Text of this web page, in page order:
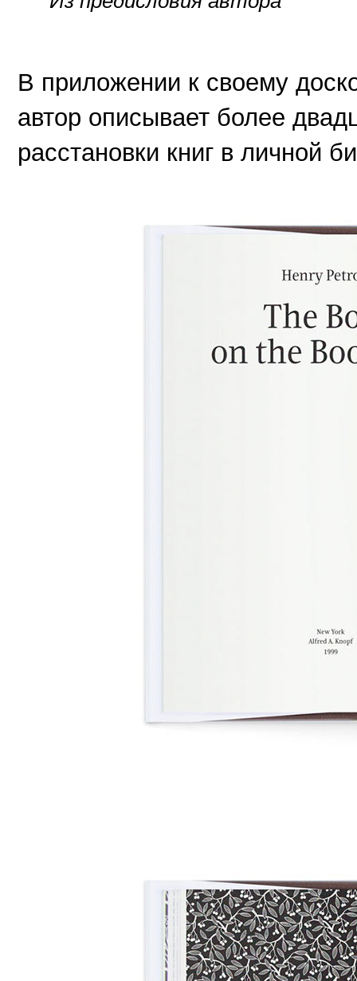
В приложении к своему
автор описывает более
расстановки книг в личной